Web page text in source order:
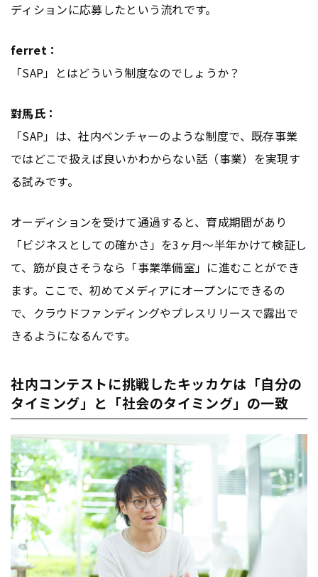
ディションに応募したという流れです。
ferret：
「SAP」とはどういう制度なのでしょうか？
對馬氏：
「SAP」は、社内ベンチャーのような制度で、既存事業
ではどこで扱えば良いかわからない話（事業）を実現す
る試みです。
オーディションを受けて通過すると、育成期間があり
「ビジネスとしての確かさ」を3ヶ月〜半年かけて検証し
て、筋が良さそうなら「事業準備室」に進むことができ
ます。ここで、初めてメディアにオープンにできるの
で、クラウドファンディングやプレスリリースで露出で
きるようになるんです。
社内コンテストに挑戦したキッカケは「自分の
タイミング」と「社会のタイミング」の一致